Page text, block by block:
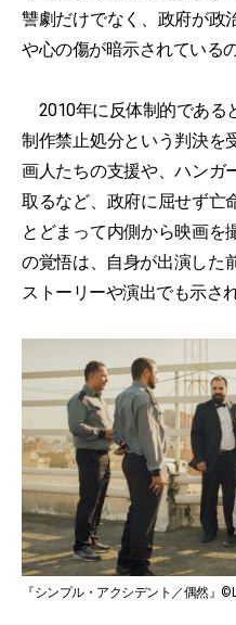
讐劇だけでなく、政府が政
や心の傷が暗示されている
2010年に反体制的である
制作禁止処分という判決を
画人たちの支援や、ハンガ
取るなど、政府に屈せず亡
とどまって内側から映画を
の覚悟は、自身が出演した
ストーリーや演出でも示さ
『シンプル・アクシデント／偶然』